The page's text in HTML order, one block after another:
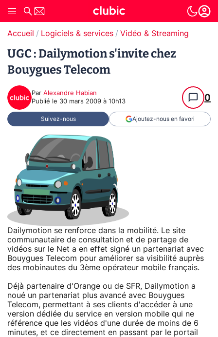
Accueil Logiciels & services Vidéo & Streaming
UGC : Dailymotion s'invite chez
Bouygues Telecom
Par Alexandre Habian
Publié le 30 mars 2009 à 10h13 0
Suivez-nous Ajoutez-nous en favori
Dailymotion se renforce dans la mobilité. Le site
communautaire de consultation et de partage de
vidéos sur le Net a en effet signé un partenariat avec
Bouygues Telecom pour améliorer sa visibilité auprès
des mobinautes du 3ème opérateur mobile français.
Déjà partenaire d'Orange ou de SFR, Dailymotion a
noué un partenariat plus avancé avec Bouygues
Telecom, permettant à ses clients d'accéder à une
version dédiée du service en version mobile qui ne
référence que les vidéos d'une durée de moins de 6
minutes, et ce directement en passant par le portail